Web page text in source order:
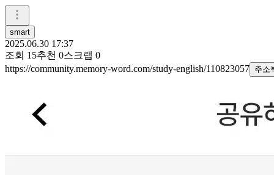
smart
2025.06.30 17:37
조회 15추천 0스크랩 0
https://community.memory-word.com/study-english/110823057 주소